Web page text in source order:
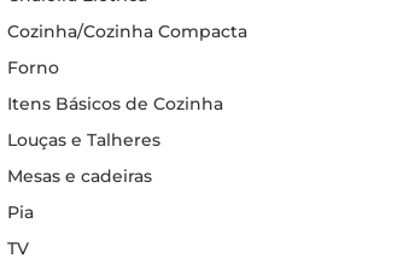
Cozinha/Cozinha Compacta
Forno
Itens Básicos de Cozinha
Louças e Talheres
Mesas e cadeiras
Pia
TV